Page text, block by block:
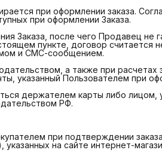
при оформлении заказа.
при оформлении Заказа.
Заказа, после чего Продавец не
пункте, договор считается
и СМС-сообщением.
а также при расчетах
указанный Пользователем при
держателем карты либо лицом,
РФ.
при подтверждении
на сайте интернет-